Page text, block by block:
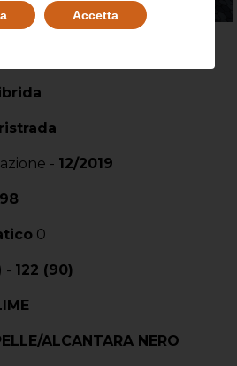
- 12/2019
0
- 122 (90)
ALCANTARA NERO
Accetta